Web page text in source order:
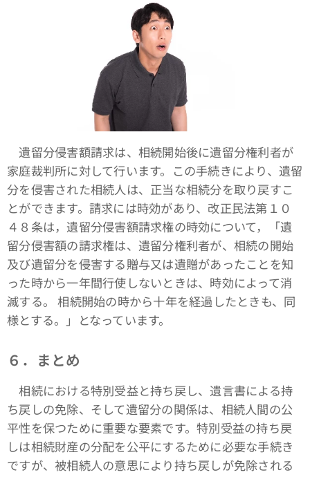
遺留分侵害額請求は、相続開始後に遺留分権利者が
家庭裁判所に対して行います。この手続きにより、遺留
分を侵害された相続人は、正当な相続分を取り戻すこ
とができます。請求には時効があり、改正民法第１０
４８条は，遺留分侵害額請求権の時効について，「遺
留分侵害額の請求権は、遺留分権利者が、相続の開始
及び遺留分を侵害する贈与又は遺贈があったことを知
った時から一年間行使しないときは、時効によって消
滅する。 相続開始の時から十年を経過したときも、同
様とする。」となっています。
６．まとめ
相続における特別受益と持ち戻し、遺言書による持
ち戻しの免除、そして遺留分の関係は、相続人間の公
平性を保つために重要な要素です。特別受益の持ち戻
しは相続財産の分配を公平にするために必要な手続き
ですが、被相続人の意思により持ち戻しが免除される